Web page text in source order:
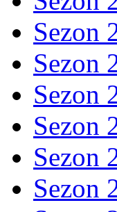
Sezon
Sezon
Sezon
Sezon
Sezon
Sezon